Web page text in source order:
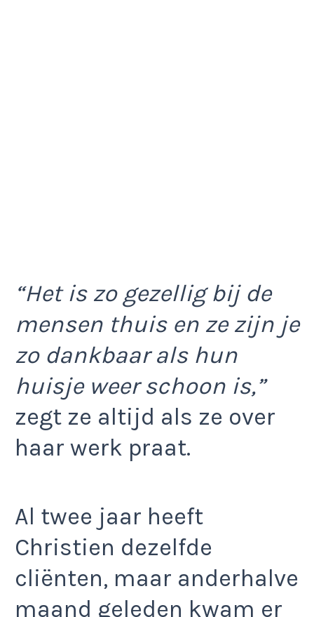
“Het is zo gezellig bij de
mensen thuis en ze zijn je
zo dankbaar als hun
huisje weer schoon is,”
zegt ze altijd als ze over
haar werk praat.
Al twee jaar heeft
Christien dezelfde
cliënten, maar anderhalve
maand geleden kwam er